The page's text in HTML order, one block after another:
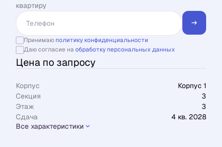
квартиру
Принимаю политику конфиденциальности
Даю согласие наобработку персональных данных
Цена по запросу
Корпус
Корпус 1
Секция
3
Этаж
3
Сдача
4 кв. 2028
Все характеристики